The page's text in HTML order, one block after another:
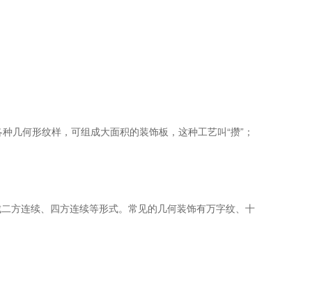
几何形纹样，可组成大面积的装饰板，这种工艺叫“攒”；
方连续、四方连续等形式。常见的几何装饰有万字纹、十